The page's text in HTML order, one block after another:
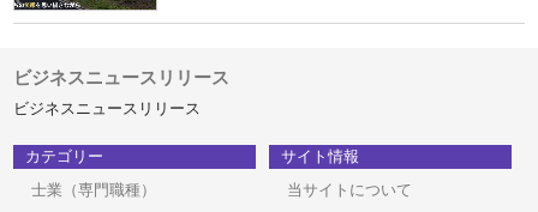
ビジネスニュースリリース
ビジネスニュースリリース
カテゴリー
士業（専門職種）
サイト情報
当サイトについて